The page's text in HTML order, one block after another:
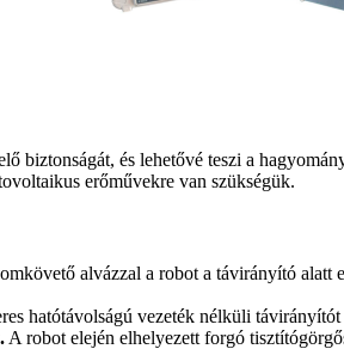
biztonságát, és lehetővé teszi a
erőművekre van szükségük.
alvázzal a robot a távirányító alatt
hatótávolságú vezeték nélküli
A robot elején elhelyezett forgó